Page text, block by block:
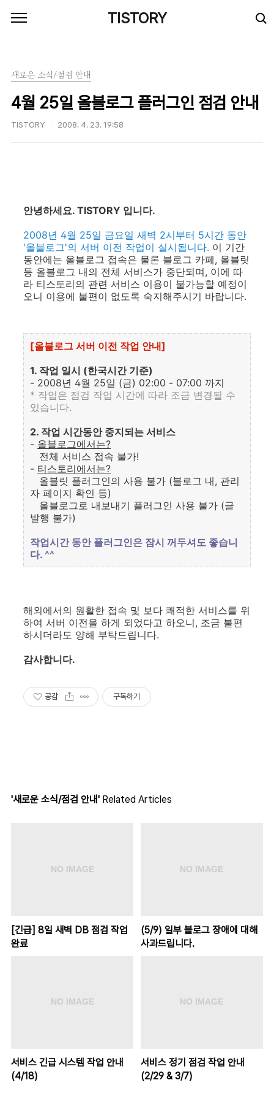
TISTORY
새로운 소식/점검 안내
4월 25일 올블로그 플러그인 점검 안내
TISTORY 2008. 4. 23. 19:58
안녕하세요. TISTORY 입니다.
2008년 4월 25일 금요일 새벽 2시부터 5시간 동안
'올블로그'의 서버 이전 작업이 실시됩니다. 이 기간
동안에는 올블로그 접속은 물론 블로그 카페, 올블릿
등 올블로그 내의 전체 서비스가 중단되며, 이에 따
라 티스토리의 관련 서비스 이용이 불가능할 예정이
오니 이용에 불편이 없도록 숙지해주시기 바랍니다.
[올블로그 서버 이전 작업 안내]
1. 작업 일시 (한국시간 기준)
- 2008년 4월 25일 (금) 02:00 - 07:00 까지
* 작업은 점검 작업 시간에 따라 조금 변경될 수
있습니다.
2. 작업 시간동안 중지되는 서비스
- 올블로그에서는?
전체 서비스 접속 불가!
- 티스토리에서는?
올블릿 플러그인의 사용 불가 (블로그 내, 관리
자 페이지 확인 등)
올블로그로 내보내기 플러그인 사용 불가 (글
발행 불가)
작업시간 동안 플러그인은 잠시 꺼두셔도 좋습니
다. ^^
해외에서의 원활한 접속 및 보다 쾌적한 서비스를 위
하여 서버 이전을 하게 되었다고 하오니, 조금 불편
하시더라도 양해 부탁드립니다.
감사합니다.
공감 구독하기
'새로운 소식/점검 안내' Related Articles
[긴급] 8일 새벽 DB 점검 작업
완료
(5/9) 일부 블로그 장애에 대해
사과드립니다.
서비스 긴급 시스템 작업 안내
(4/18)
서비스 정기 점검 작업 안내
(2/29 & 3/7)